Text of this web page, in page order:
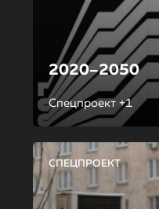
2020–2050
Спецпроект +1
СПЕЦПРОЕКТ